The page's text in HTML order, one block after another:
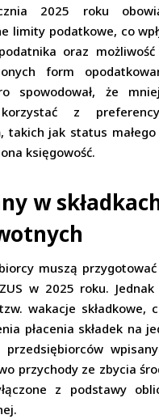
2025 roku
limity podatkowe, co
oraz
form
spowodował, że
z
takich jak status
księgowość.
w
muszą
w 2025 roku.
wakacje składkowe,
płacenia składek na
przychody ze zbycia
z podstawy